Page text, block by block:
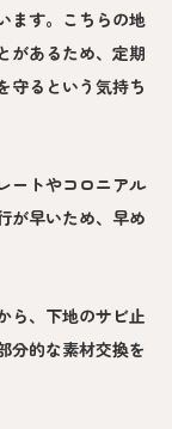
ます。こちらの地
があるため、定期
守るという気持ち
ートやコロニアル
が早いため、早め
ら、下地のサビ止
分的な素材交換を